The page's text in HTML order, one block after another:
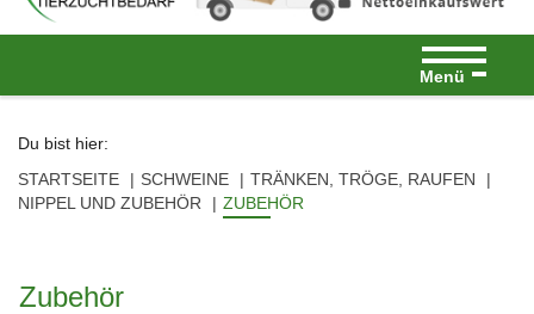
Menü
Du bist hier:
STARTSEITE
SCHWEINE
TRÄNKEN, TRÖGE, RAUFEN
NIPPEL UND ZUBEHÖR
ZUBEHÖR
Zubehör